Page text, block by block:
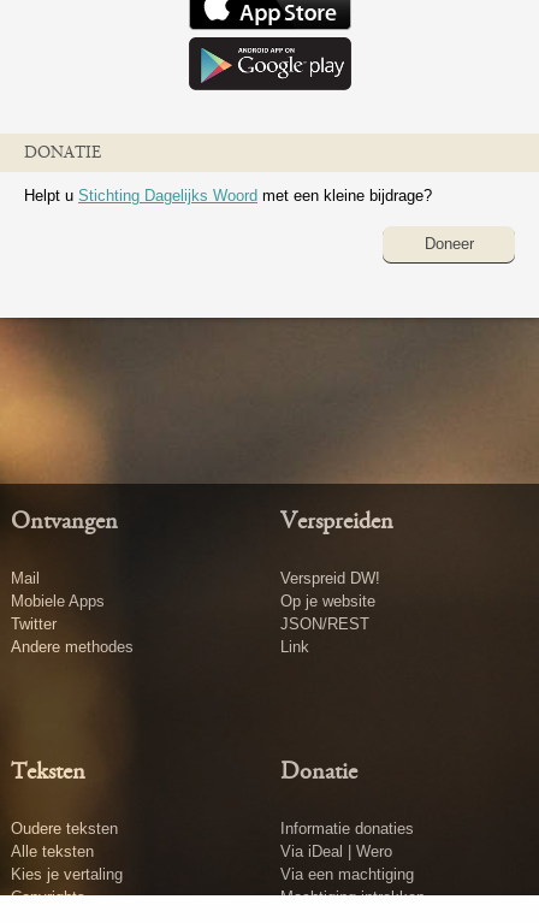
DONATIE
Helpt u Stichting Dagelijks Woord met een kleine bijdrage?
Doneer
Ontvangen
Mail
Mobiele Apps
Twitter
Andere methodes
Verspreiden
Verspreid DW!
Op je website
JSON/REST
Link
Teksten
Oudere teksten
Alle teksten
Kies je vertaling
Copyrights
Donatie
Informatie donaties
Via iDeal | Wero
Via een machtiging
Machtiging intrekken